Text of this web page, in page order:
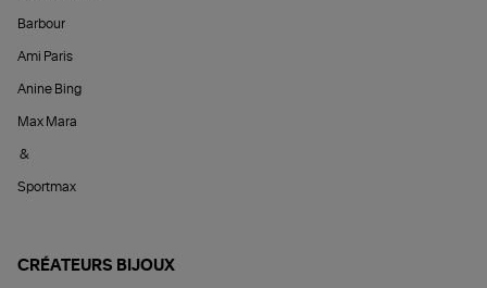
Barbour
Ami Paris
Anine Bing
Max Mara
&
Sportmax
CRÉATEURS BIJOUX